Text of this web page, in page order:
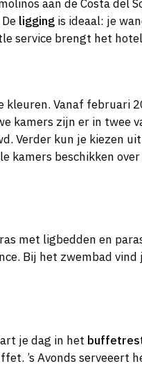
aan de Costa del
ligging is ideaal: je
service brengt het
kleuren. Vanaf februari
kamers zijn er in twee
Verder kun je kiezen
kamers beschikken
met ligbedden en
Bij het zwembad vind
je dag in het
’s Avonds serveeert